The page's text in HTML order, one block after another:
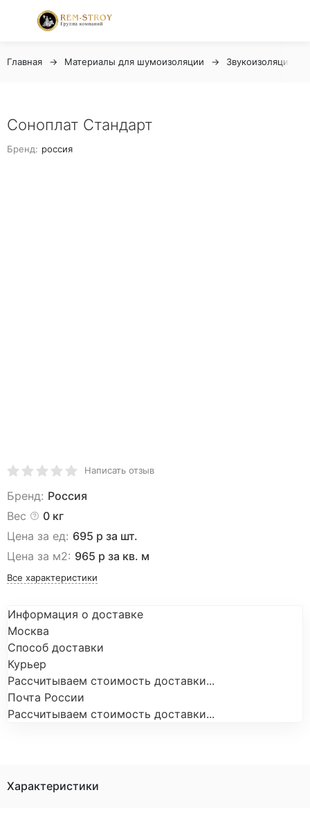
Главная Материалы для шумоизоляции
Соноплат Стандарт
Бренд: россия
Написать отзыв
Бренд: Россия
Вес
0 кг
Цена за ед: 695 р за шт.
Цена за м2: 965 р за кв. м
Все характеристики
Информация о доставке
Москва
Способ доставки
Курьер
Рассчитываем стоимость доставки...
Почта России
Рассчитываем стоимость доставки...
Характеристики